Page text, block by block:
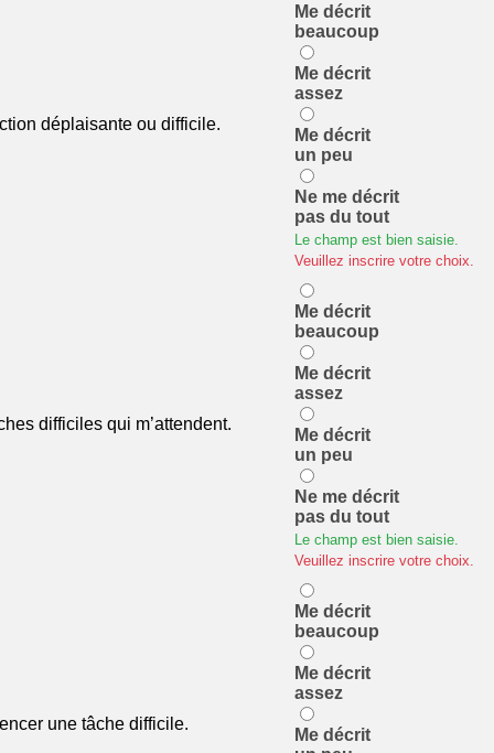
déplaisante ou difficile.
Me décrit
beaucoup
Me décrit
assez
Me décrit
un peu
Ne me décrit
pas du tout
Le champ est bien saisie.
Veuillez inscrire votre choix.
difficiles qui m’attendent.
Me décrit
beaucoup
Me décrit
assez
Me décrit
un peu
Ne me décrit
pas du tout
Le champ est bien saisie.
Veuillez inscrire votre choix.
une tâche difficile.
Me décrit
beaucoup
Me décrit
assez
Me décrit